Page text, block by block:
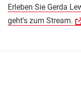
Erleben Sie Gerda
geht's zum Stream.